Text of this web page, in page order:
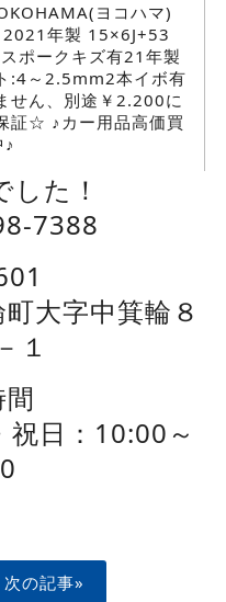
ヨコハマ)
年製 15×6J+53
ポークキズ有21年製
:4～2.5mm2本イボ有
せん、別途￥2.200に
証☆ ♪カー用品高価買
た！
7388
大字中箕輪８
１
祝日：10:00～
次の記事»